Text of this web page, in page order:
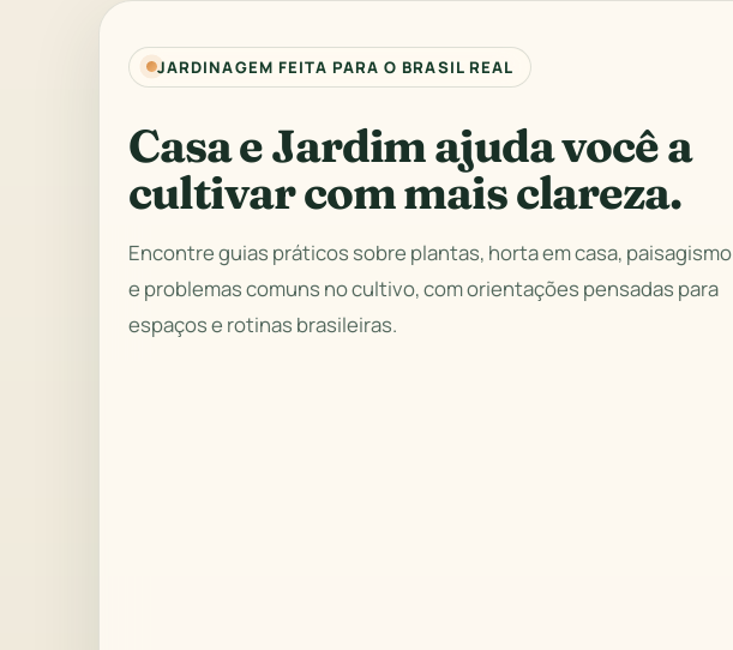
JARDINAGEM FEITA PARA O BRASIL REAL
Casa e Jardim ajuda você a
cultivar com mais clareza.
Encontre guias práticos sobre plantas, horta em casa, paisagismo
e problemas comuns no cultivo, com orientações pensadas para
espaços e rotinas brasileiras.